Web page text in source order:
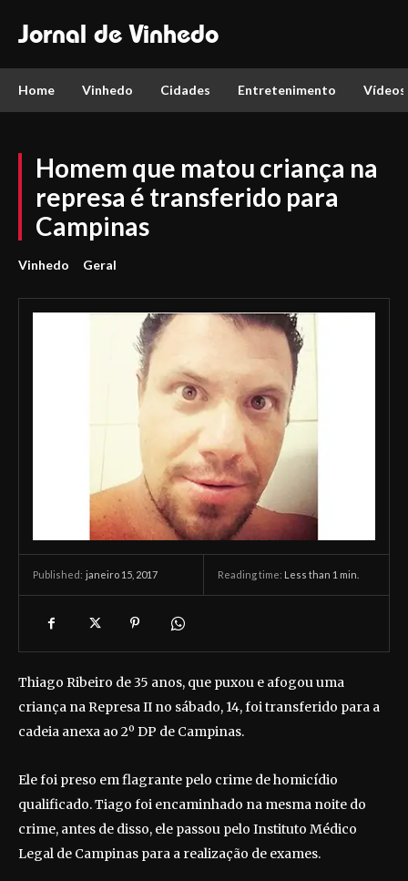
Jornal de Vinhedo
Home Vinhedo Cidades Entretenimento Vídeos
Homem que matou criança na
represa é transferido para
Campinas
Vinhedo Geral
Published: janeiro 15, 2017 Reading time: Less than 1 min.
Thiago Ribeiro de 35 anos, que puxou e afogou uma
criança na Represa II no sábado, 14, foi transferido para a
cadeia anexa ao 2º DP de Campinas.
Ele foi preso em flagrante pelo crime de homicídio
qualificado. Tiago foi encaminhado na mesma noite do
crime, antes de disso, ele passou pelo Instituto Médico
Legal de Campinas para a realização de exames.